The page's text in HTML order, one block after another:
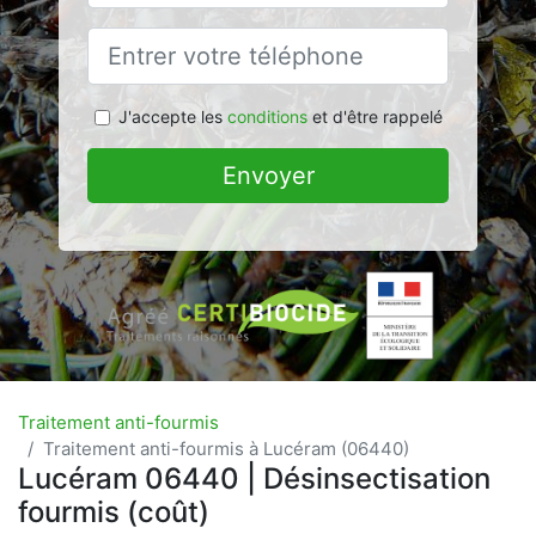
J'accepte les conditionset d'être rappelé
Envoyer
Traitement anti-fourmis
Traitement anti-fourmis à Lucéram (06440)
Lucéram 06440 | Désinsectisation
fourmis (coût)